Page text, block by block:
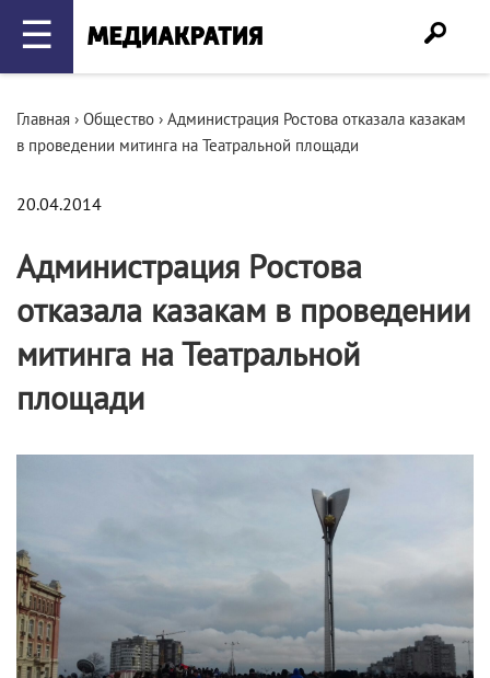
☰
Главная › Общество › Администрация Ростова отказала казакам
в проведении митинга на Театральной площади
20.04.2014
Администрация Ростова
отказала казакам в проведении
митинга на Театральной
площади